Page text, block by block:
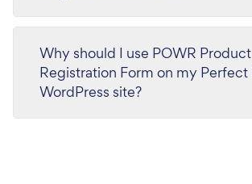
Why should I use POWR Product
Registration Form on my Perfect Blog for
WordPress site?